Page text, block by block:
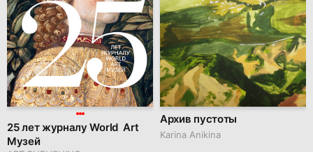
25 лет журналу World Art
Музей
Архив пустоты
Karina Anikina